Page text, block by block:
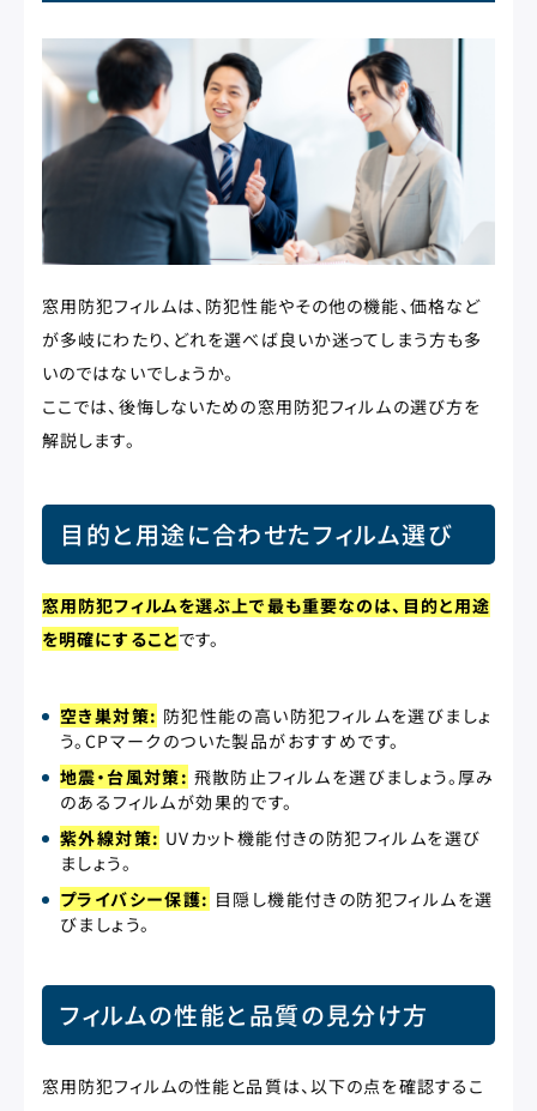
窓用防犯フィルムは、防犯性能やその他の機能、価格など
が多岐にわたり、どれを選べば良いか迷ってしまう方も多
いのではないでしょうか。
ここでは、後悔しないための窓用防犯フィルムの選び方を
解説します。
目的と用途に合わせたフィルム選び
窓用防犯フィルムを選ぶ上で最も重要なのは、目的と用途
を明確にすることです。
空き巣対策: 防犯性能の高い防犯フィルムを選びましょ
う。CPマークのついた製品がおすすめです。
地震・台風対策: 飛散防止フィルムを選びましょう。厚み
のあるフィルムが効果的です。
紫外線対策: UVカット機能付きの防犯フィルムを選び
ましょう。
プライバシー保護: 目隠し機能付きの防犯フィルムを選
びましょう。
フィルムの性能と品質の見分け方
窓用防犯フィルムの性能と品質は、以下の点を確認するこ